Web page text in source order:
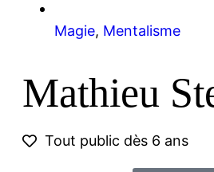
Magie, Mentalisme
Mathieu
Tout public dès 6 ans